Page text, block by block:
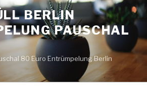
BERLIN
PAUSCHAL
80 Euro Entrümpelung Berlin